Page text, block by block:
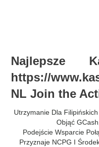
Najlepsze
https://
NL Join the
Utrzymanie Dla
Objąć
Podejście Wsparcie
Przyznaje NCPG I